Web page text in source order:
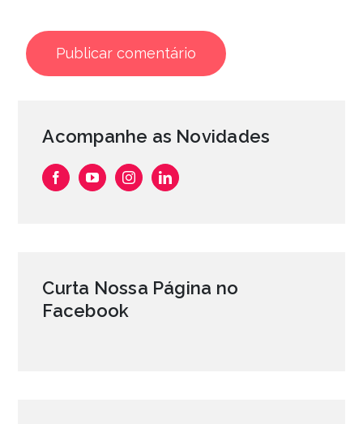
Acompanhe as Novidades
Curta Nossa Página no
Facebook